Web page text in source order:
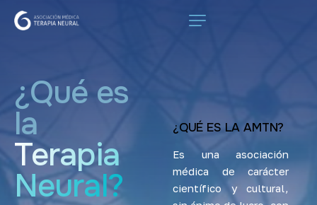
¿Qué es
la
Terapia
Neural?
¿QUÉ ES LA AMTN?
Es una asociación
médica de carácter
científico y cultural,